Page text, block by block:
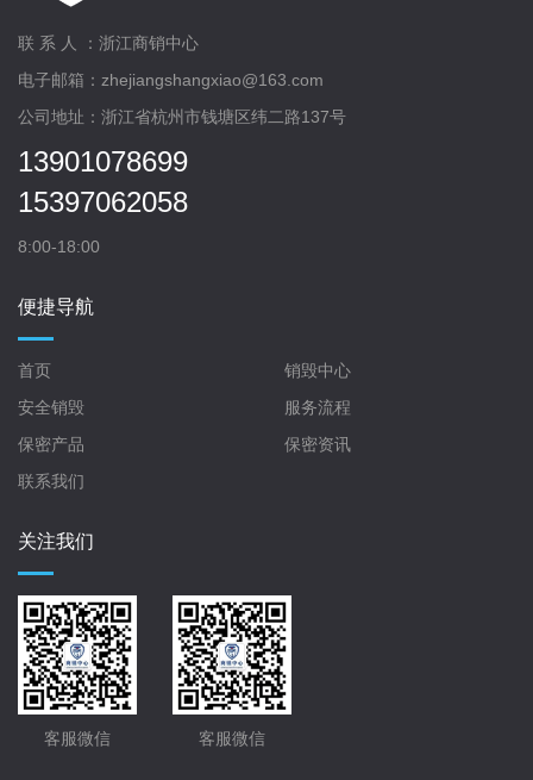
联 系 人 ：浙江商销中心
电子邮箱：zhejiangshangxiao@163.com
公司地址：浙江省杭州市钱塘区纬二路137号
13901078699
15397062058
8:00-18:00
便捷导航
首页
销毁中心
安全销毁
服务流程
保密产品
保密资讯
联系我们
关注我们
客服微信 客服微信